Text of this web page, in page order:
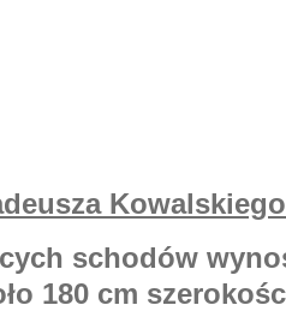
Kowalskiego
schodów
180 cm